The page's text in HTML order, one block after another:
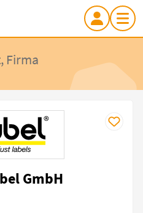
Firma
GmbH